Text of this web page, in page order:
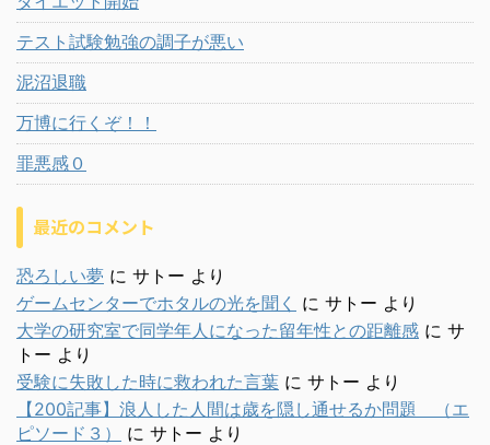
テスト試験勉強の調子が悪い
泥沼退職
万博に行くぞ！！
罪悪感０
最近のコメント
恐ろしい夢 に サトー より
ゲームセンターでホタルの光を聞く に サトー より
大学の研究室で同学年人になった留年性との距離感 に サ
トー より
受験に失敗した時に救われた言葉 に サトー より
【200記事】浪人した人間は歳を隠し通せるか問題 （エ
ピソード３）
に サトー より